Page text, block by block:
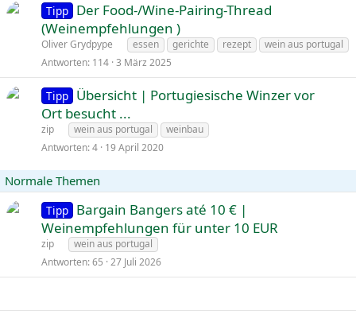
p
Tipp Der Food-/Wine-Pairing-Thread
(Weinempfehlungen )
Oliver Grydpype essen gerichte rezept
wein aus portugal
Antworten 114 3 März 2025
n
Tipp Übersicht | Portugiesische Winzer vor
Ort besucht ...
zip wein aus portugal
weinbau
Antworten 4 19 April 2020
Normale Themen
Tipp Bargain Bangers até 10 € |
Weinempfehlungen für unter 10 EUR
zip
wein aus portugal
Antworten 65 27 Juli 2026